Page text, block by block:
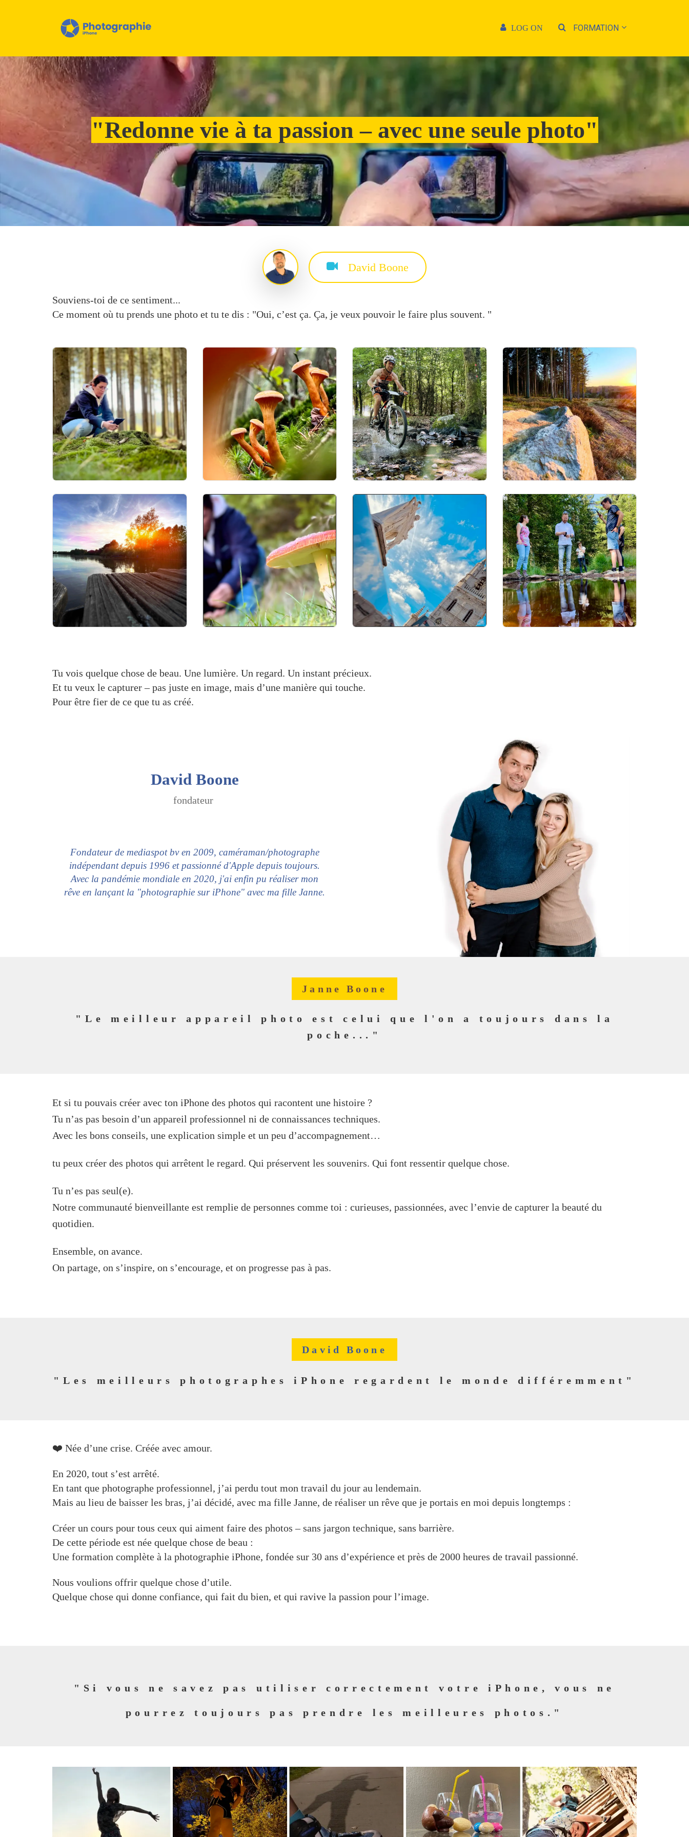
LOG ON FORMATION
"Redonne vie à ta passion – avec une seule photo"
David Boone
Souviens-toi de ce sentiment...
Ce moment où tu prends une photo et tu te dis : "Oui, c’est ça. Ça, je veux pouvoir le faire plus souvent. "
portret foto close up foto actie fotografie landschapsfotografie
avond fotografie
Tu vois quelque chose de beau. Une lumière. Un regard. Un instant précieux.
Et tu veux le capturer – pas juste en image, mais d’une manière qui touche.
Pour être fier de ce que tu as créé.
David Boone
fondateur
Fondateur de mediaspot bv en 2009, caméraman/photographe
indépendant depuis 1996 et passionné d'Apple depuis toujours.
Avec la pandémie mondiale en 2020, j'ai enfin pu réaliser mon
rêve en lançant la "photographie sur iPhone" avec ma fille Janne.
Janne Boone
"Le meilleur appareil photo est celui que l'on a toujours dans la
poche..."
Et si tu pouvais créer avec ton iPhone des photos qui racontent une histoire ?
Tu n’as pas besoin d’un appareil professionnel ni de connaissances techniques.
Avec les bons conseils, une explication simple et un peu d’accompagnement…
tu peux créer des photos qui arrêtent le regard. Qui préservent les souvenirs. Qui font ressentir quelque chose.
Tu n’es pas seul(e).
Notre communauté bienveillante est remplie de personnes comme toi : curieuses, passionnées, avec l’envie de capturer la beauté du
quotidien.
Ensemble, on avance.
On partage, on s’inspire, on s’encourage, et on progresse pas à pas.
David Boone
"Les meilleurs photographes iPhone regardent le monde différemment"
❤️ Née d’une crise. Créée avec amour.
En 2020, tout s’est arrêté.
En tant que photographe professionnel, j’ai perdu tout mon travail du jour au lendemain.
Mais au lieu de baisser les bras, j’ai décidé, avec ma fille Janne, de réaliser un rêve que je portais en moi depuis longtemps :
Créer un cours pour tous ceux qui aiment faire des photos – sans jargon technique, sans barrière.
De cette période est née quelque chose de beau :
Une formation complète à la photographie iPhone, fondée sur 30 ans d’expérience et près de 2000 heures de travail passionné.
Nous voulions offrir quelque chose d’utile.
Quelque chose qui donne confiance, qui fait du bien, et qui ravive la passion pour l’image.
"Si vous ne savez pas utiliser correctement votre iPhone, vous ne
pourrez toujours pas prendre les meilleures photos."